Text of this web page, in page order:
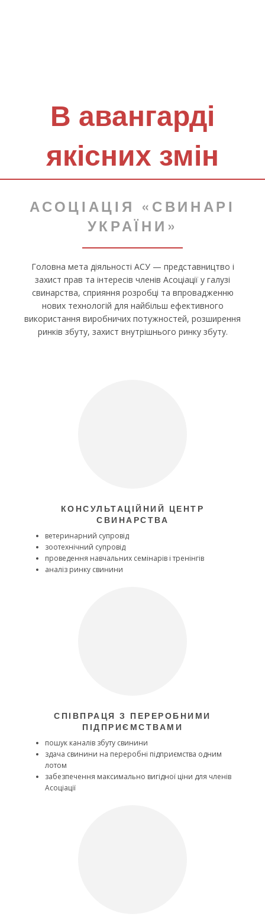
В авангарді
якісних змін
АСОЦІАЦІЯ «СВИНАРІ
УКРАЇНИ»
Головна мета діяльності АСУ — представництво і
захист прав та інтересів членів Асоціації у галузі
свинарства, сприяння розробці та впровадженню
нових технологій для найбільш ефективного
використання виробничих потужностей, розширення
ринків збуту, захист внутрішнього ринку збуту.
КОНСУЛЬТАЦІЙНИЙ ЦЕНТР
СВИНАРСТВА
ветеринарний супровід
зоотехнічний супровід
проведення навчальних семінарів і тренінгів
аналіз ринку свинини
СПІВПРАЦЯ З ПЕРЕРОБНИМИ
ПІДПРИЄМСТВАМИ
пошук каналів збуту свинини
здача свинини на переробні підприємства одним
лотом
забезпечення максимально вигідної ціни для членів
Асоціації